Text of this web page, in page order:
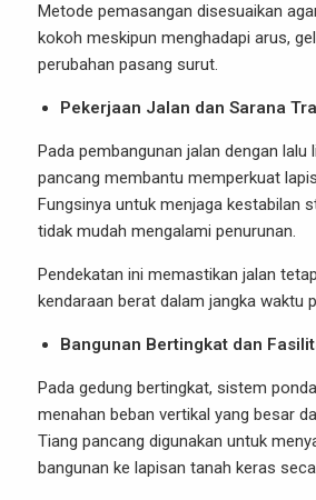
Metode pemasangan disesuaikan
kokoh meskipun menghadapi arus,
perubahan pasang surut.
Pekerjaan Jalan dan Sarana
Pada pembangunan jalan dengan lalu
pancang membantu memperkuat
Fungsinya untuk menjaga kestabilan
tidak mudah mengalami penurunan.
Pendekatan ini memastikan jalan
kendaraan berat dalam jangka waktu
Bangunan Bertingkat dan
Pada gedung bertingkat, sistem
menahan beban vertikal yang besar
Tiang pancang digunakan untuk
bangunan ke lapisan tanah keras